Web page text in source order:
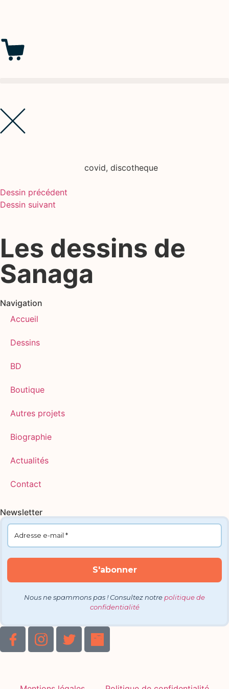
covid, discotheque
Dessin précédent
Dessin suivant
Les dessins de
Sanaga
Navigation
Accueil
Dessins
BD
Boutique
Autres projets
Biographie
Actualités
Contact
Newsletter
Nous ne spammons pas ! Consultez notre politique de
confidentialité